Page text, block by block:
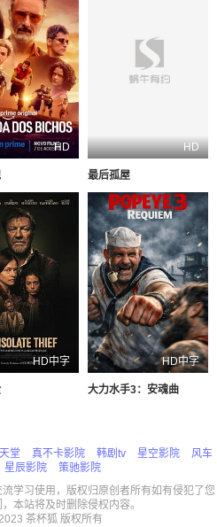
HD HD
最后孤屋
HD中字 HD中字
大力水手3：安魂曲
堂 真不卡影院 韩剧tv 星空影院
风车
星辰影院
策驰影院
学习使用，版权归原创者所有如有侵犯了您
本站将及时删除侵权内容。
茶杯狐 版权所有